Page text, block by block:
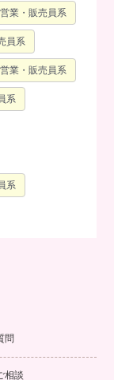
業・販売員系
員系
業・販売員系
系
系
e
問
相談